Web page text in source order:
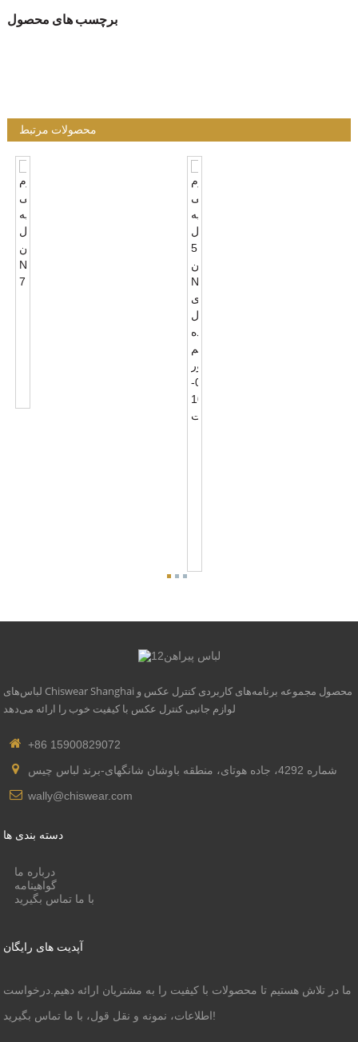
برچسب های محصول
محصولات مرتبط
لباس‌های Chiswear Shanghai محصول مجموعه برنامه‌های کاربردی کنترل عکس و
لوازم جانبی کنترل عکس با کیفیت خوب را ارائه می‌دهد
+86 15900829072
شماره 4292، جاده هوتای، منطقه باوشان شانگهای-برند لباس چیس
wally@chiswear.com
دسته بندی ها
درباره ما
گواهینامه
با ما تماس بگیرید
آپدیت های رایگان
ما در تلاش هستیم تا محصولات با کیفیت را به مشتریان ارائه دهیم.درخواست
اطلاعات، نمونه و نقل قول، با ما تماس بگیرید!